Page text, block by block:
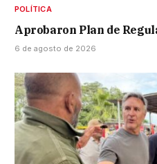
POLÍTICA
Aprobaron Plan de
6 de agosto de 2026